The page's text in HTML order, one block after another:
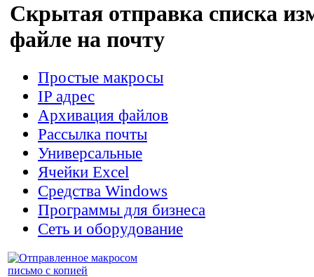
Скрытая отправка списка
файле на почту
Простые макросы
IP адрес
Архивация файлов
Рассылка почты
Универсальные
Ячейки Excel
Средства Windows
Программы для бизнеса
Сеть и оборудование